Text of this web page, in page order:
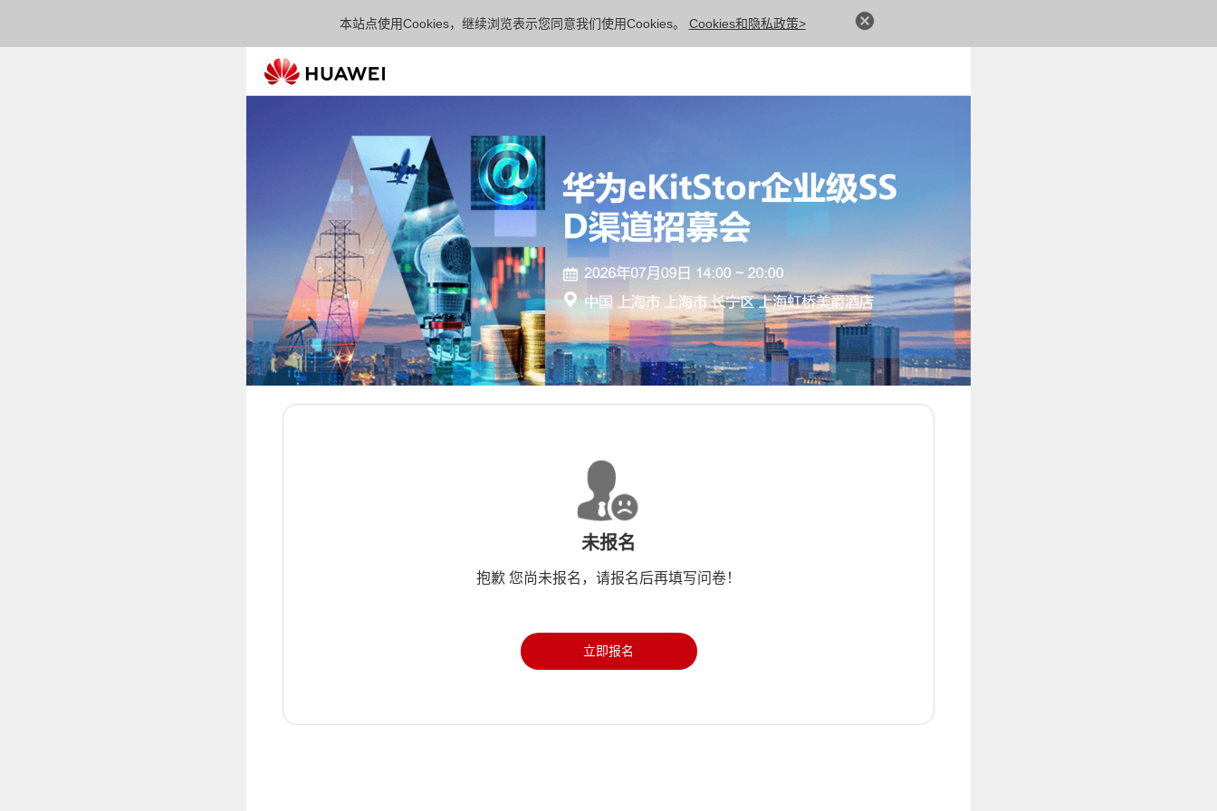
本站点使用Cookies，继续浏览表示您同意我们使用Cookies。 Cookies和隐私政策>
未报名
抱歉 您尚未报名，请报名后再填写问卷！
立即报名